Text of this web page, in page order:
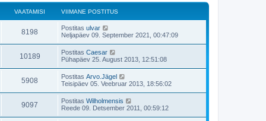
VAATAMISI VIIMANE POSTITUS
8198
a
a
V
m
a
n
e
p
o
s
t
t
u
Postitas ulvar
Neljapäev 09. September 2021, 00:47:09
10189V
a
a
V
m
a
n
e
p
o
s
Postitas Caesar
Pühapäev 25. August 2013, 12:51:08
5908
a
V
i
m
a
n
e
Postitas Arvo.Jägel
Teisipäev 05. Veebruar 2013, 18:56:02
9097
V
Postitas Wilholmensis
Reede 09. Detsember 2011, 00:59:12